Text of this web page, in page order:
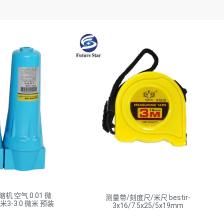
机 空气 0.01 微
3-3.0 微米 预装
测量带/刻度尺/米尺 bestir-
3x16/7.5x25/5x19mm